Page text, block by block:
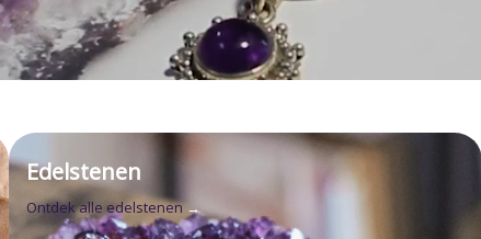
Edelstenen
Ontdek alle edelstenen→